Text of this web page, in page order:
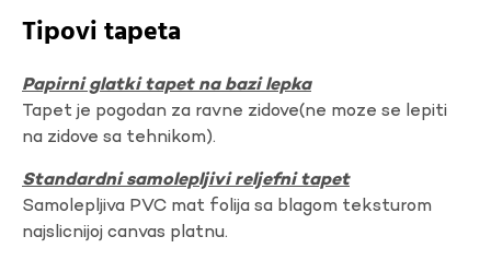
Tipovi tapeta
Papirni glatki tapet na bazi lepka
Tapet je pogodan za ravne zidove(ne moze se lepiti
na zidove sa tehnikom).
Standardni samolepljivi reljefni tapet
Samolepljiva PVC mat folija sa blagom teksturom
najslicnijoj canvas platnu.